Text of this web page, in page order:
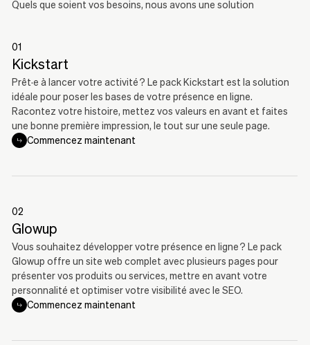
Quels que soient vos besoins, nous avons une solution
01
Kickstart
Prêt·e à lancer votre activité ? Le pack Kickstart est la solution
idéale pour poser les bases de votre présence en ligne.
Racontez votre histoire, mettez vos valeurs en avant et faites
une bonne première impression, le tout sur une seule page.
Commencez maintenant
02
Glowup
Vous souhaitez développer votre présence en ligne ? Le pack
Glowup offre un site web complet avec plusieurs pages pour
présenter vos produits ou services, mettre en avant votre
personnalité et optimiser votre visibilité avec le SEO.
Commencez maintenant